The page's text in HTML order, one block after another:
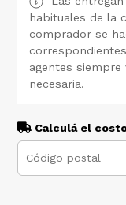
habituales de la
comprador se
agentes siempre
necesaria.
Calculá el